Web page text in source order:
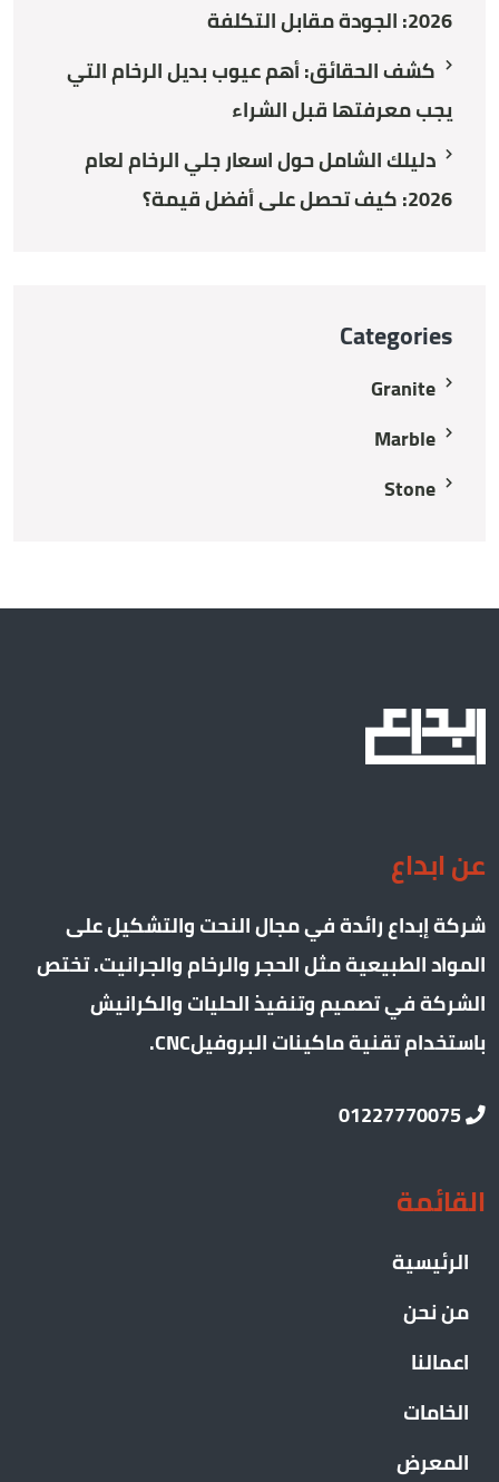
2026: الجودة مقابل التكلفة
كشف الحقائق: أهم عيوب بديل الرخام التي
يجب معرفتها قبل الشراء
دليلك الشامل حول اسعار جلي الرخام لعام
2026: كيف تحصل على أفضل قيمة؟
Categories
Granite
Marble
Stone
عن ابداع
شركة إبداع رائدة في مجال النحت والتشكيل على
المواد الطبيعية مثل الحجر والرخام والجرانيت. تختص
الشركة في تصميم وتنفيذ الحليات والكرانيش
باستخدام تقنية ماكينات البروفيلCNC.
01227770075
القائمة
الرئيسية
من نحن
اعمالنا
الخامات
المعرض